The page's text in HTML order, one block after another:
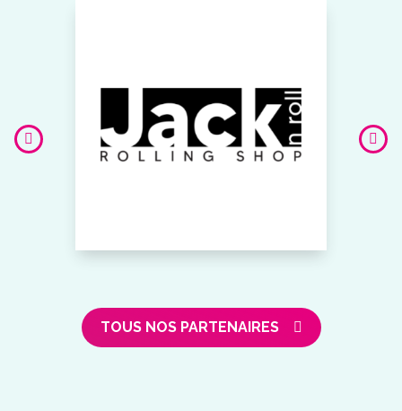
TOUS NOS PARTENAIRES